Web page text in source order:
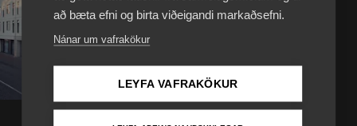
að bæta efni og birta viðeigandi markaðsefni.
Nánar um vafrakökur
LEYFA VAFRAKÖKUR